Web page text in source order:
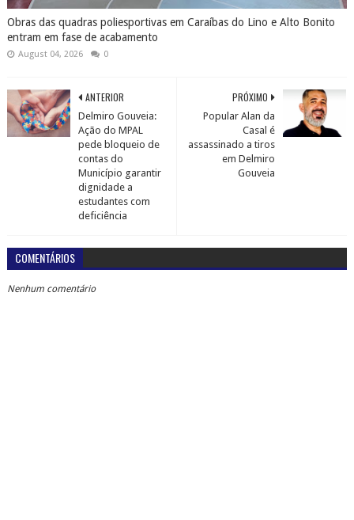
Obras das quadras poliesportivas em Caraíbas do Lino e Alto Bonito
entram em fase de acabamento
August 04, 2026 0
PRÓXIMO
Popular Alan da
Casal é
assassinado a tiros
em Delmiro
Gouveia
ANTERIOR
Delmiro Gouveia:
Ação do MPAL
pede bloqueio de
contas do
Município garantir
dignidade a
estudantes com
deficiência
COMENTÁRIOS
Nenhum comentário